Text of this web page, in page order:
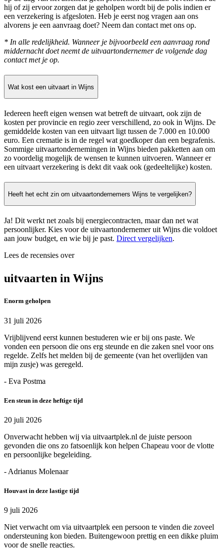
hij of zij ervoor zorgen dat je geholpen wordt bij de polis indien er
een verzekering is afgesloten. Heb je eerst nog vragen aan ons
alvorens je een aanvraag doet? Neem dan contact met ons op.
* In alle redelijkheid. Wanneer je bijvoorbeeld een aanvraag rond
middernacht doet neemt de uitvaartondernemer de volgende dag
contact met je op.
Wat kost een uitvaart in Wijns
Iedereen heeft eigen wensen wat betreft de uitvaart, ook zijn de
kosten per provincie en regio zeer verschillend, zo ook in Wijns. De
gemiddelde kosten van een uitvaart ligt tussen de 7.000 en 10.000
euro. Een crematie is in de regel wat goedkoper dan een begrafenis.
Sommige uitvaartondernemingen in Wijns bieden pakketten aan om
zo voordelig mogelijk de wensen te kunnen uitvoeren. Wanneer er
een uitvaart verzekering is dekt dit vaak ook (gedeeltelijke) kosten.
Heeft het echt zin om uitvaartondernemers Wijns te vergelijken?
Ja! Dit werkt net zoals bij energiecontracten, maar dan net wat
persoonlijker. Kies voor de uitvaartondernemer uit Wijns die voldoet
aan jouw budget, en wie bij je past. Direct vergelijken.
Lees de recensies over
uitvaarten in Wijns
Enorm geholpen
31 juli 2026
Vrijblijvend eerst kunnen bestuderen wie er bij ons paste. We
vonden een persoon die ons erg steunde en die zaken snel voor ons
regelde. Zelfs het melden bij de gemeente (van het overlijden van
mijn zusje) was geregeld.
- Eva Postma
Een steun in deze heftige tijd
20 juli 2026
Onverwacht hebben wij via uitvaartplek.nl de juiste persoon
gevonden die ons zo fatsoenlijk kon helpen Chapeau voor de vlotte
en persoonlijke begeleiding.
- Adrianus Molenaar
Houvast in deze lastige tijd
9 juli 2026
Niet verwacht om via uitvaartplek een persoon te vinden die zoveel
ondersteuning kon bieden. Buitengewoon prettig en een dikke pluim
voor de snelle reacties.